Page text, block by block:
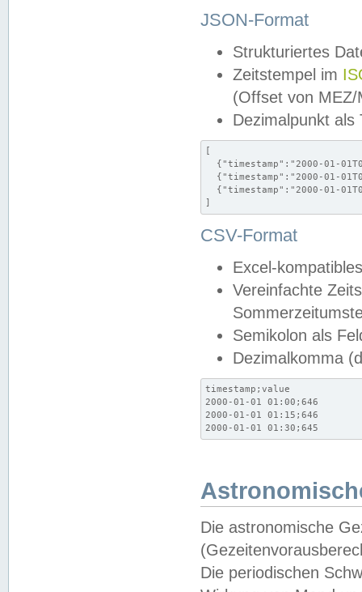
JSON-Format
Strukturiertes
Zeitstempel im
(Offset von MEZ/
Dezimalpunkt als
[
{"timestamp":"2000-01-
{"timestamp":"2000-01-
{"timestamp":"2000-01-
]
CSV-Format
Excel-
Vereinfachte
Semikolon als
Dezimalkomma
timestamp;value
2000-01-01 01:00;646
2000-01-01 01:15;646
2000-01-01 01:30;645
Die astronomische
Die periodischen